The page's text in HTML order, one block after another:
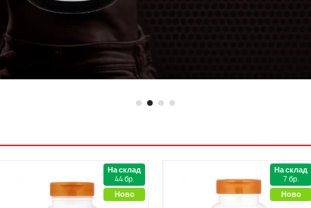
Без стимуланти
Покажи всички
На склад
44 бр.
Ново
На склад
7 бр.
Ново